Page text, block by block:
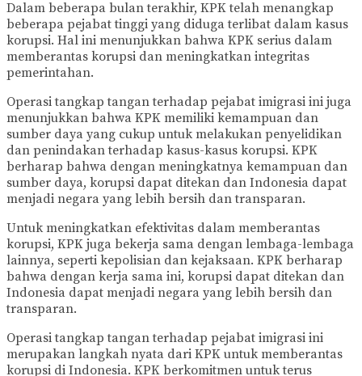
Dalam beberapa bulan terakhir, KPK telah menangkap
beberapa pejabat tinggi yang diduga terlibat dalam kasus
korupsi. Hal ini menunjukkan bahwa KPK serius dalam
memberantas korupsi dan meningkatkan integritas
pemerintahan.
Operasi tangkap tangan terhadap pejabat imigrasi ini juga
menunjukkan bahwa KPK memiliki kemampuan dan
sumber daya yang cukup untuk melakukan penyelidikan
dan penindakan terhadap kasus-kasus korupsi. KPK
berharap bahwa dengan meningkatnya kemampuan dan
sumber daya, korupsi dapat ditekan dan Indonesia dapat
menjadi negara yang lebih bersih dan transparan.
Untuk meningkatkan efektivitas dalam memberantas
korupsi, KPK juga bekerja sama dengan lembaga-lembaga
lainnya, seperti kepolisian dan kejaksaan. KPK berharap
bahwa dengan kerja sama ini, korupsi dapat ditekan dan
Indonesia dapat menjadi negara yang lebih bersih dan
transparan.
Operasi tangkap tangan terhadap pejabat imigrasi ini
merupakan langkah nyata dari KPK untuk memberantas
korupsi di Indonesia. KPK berkomitmen untuk terus